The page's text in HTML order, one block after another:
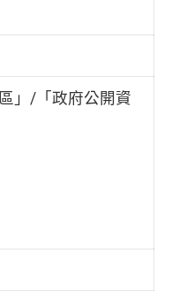
」/「政府公開資